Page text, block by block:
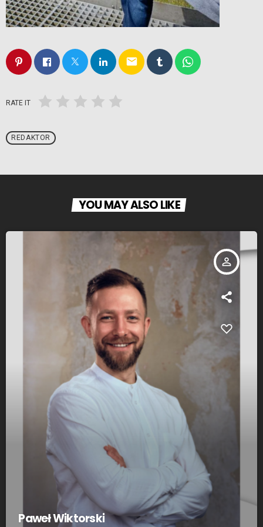
email
RATE IT
REDAKTOR
YOU MAY ALSO LIKE
person_outline
Paweł Wiktorski